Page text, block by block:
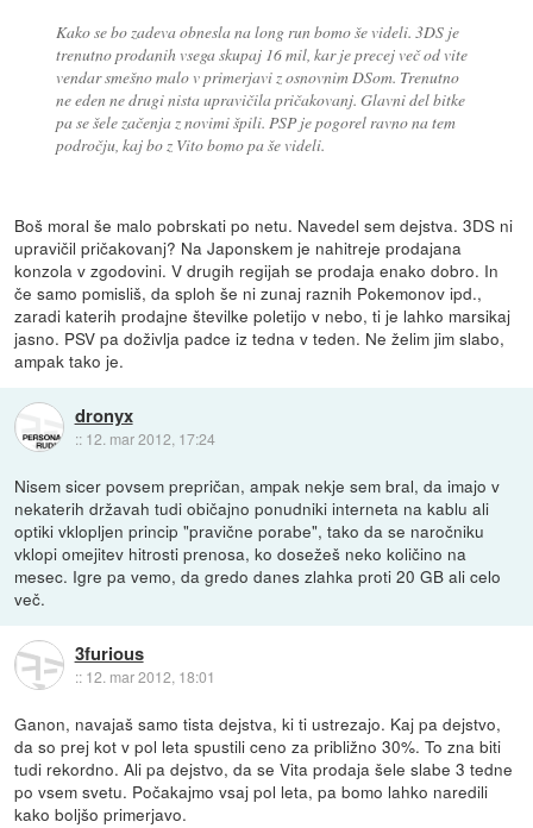
Kako se bo zadeva obnesla na long run bomo še videli. 3DS je
trenutno prodanih vsega skupaj 16 mil, kar je precej več od vite
vendar smešno malo v primerjavi z osnovnim DSom. Trenutno
ne eden ne drugi nista upravičila pričakovanj. Glavni del bitke
pa se šele začenja z novimi špili. PSP je pogorel ravno na tem
področju, kaj bo z Vito bomo pa še videli.
Boš moral še malo pobrskati po netu. Navedel sem dejstva. 3DS ni
upravičil pričakovanj? Na Japonskem je nahitreje prodajana
konzola v zgodovini. V drugih regijah se prodaja enako dobro. In
če samo pomisliš, da sploh še ni zunaj raznih Pokemonov ipd.,
zaradi katerih prodajne številke poletijo v nebo, ti je lahko marsikaj
jasno. PSV pa doživlja padce iz tedna v teden. Ne želim jim slabo,
ampak tako je.
dronyx
:: 12. mar 2012, 17:24
Nisem sicer povsem prepričan, ampak nekje sem bral, da imajo v
nekaterih državah tudi običajno ponudniki interneta na kablu ali
optiki vklopljen princip "pravične porabe", tako da se naročniku
vklopi omejitev hitrosti prenosa, ko dosežeš neko količino na
mesec. Igre pa vemo, da gredo danes zlahka proti 20 GB ali celo
več.
3furious
:: 12. mar 2012, 18:01
Ganon, navajaš samo tista dejstva, ki ti ustrezajo. Kaj pa dejstvo,
da so prej kot v pol leta spustili ceno za približno 30%. To zna biti
tudi rekordno. Ali pa dejstvo, da se Vita prodaja šele slabe 3 tedne
po vsem svetu. Počakajmo vsaj pol leta, pa bomo lahko naredili
kako boljšo primerjavo.